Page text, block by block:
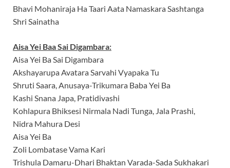
Bhavi Mohaniraja Ha Taari Aata Namaskara Sashtanga
Shri Sainatha
Aisa Yei Baa Sai Digambara:
Aisa Yei Ba Sai Digambara
Akshayarupa Avatara Sarvahi Vyapaka Tu
Shruti Saara, Anusaya-Trikumara Baba Yei Ba
Kashi Snana Japa, Pratidivashi
Kohlapura Bhiksesi Nirmala Nadi Tunga, Jala Prashi,
Nidra Mahura Desi
Aisa Yei Ba
Zoli Lombatase Vama Kari
Trishula Damaru-Dhari Bhaktan Varada-Sada Sukhakari